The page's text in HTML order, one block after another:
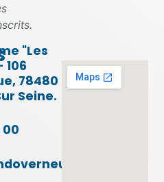
"Les
106
78480
Seine.
00